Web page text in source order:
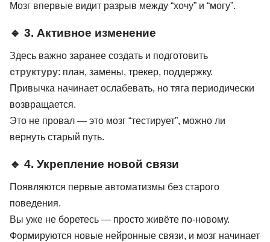
Мозг впервые видит разрыв между “хочу” и “могу”.
🔹 3. Активное изменение
Здесь важно заранее создать и подготовить
структуру: план, замены, трекер, поддержку.
Привычка начинает ослабевать, но тяга периодически
возвращается.
Это не провал — это мозг “тестирует”, можно ли
вернуть старый путь.
🔹 4. Укрепление новой связи
Появляются первые автоматизмы без старого
поведения.
Вы уже не боретесь — просто живёте по-новому.
Формируются новые нейронные связи, и мозг начинает